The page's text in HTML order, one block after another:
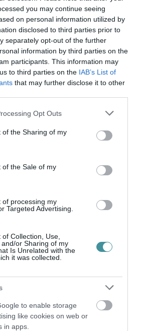
you may continue seeing
on personal information utilized by
disclosed to third parties prior to
separately opt-out of the further
information by third parties on the
participants. This information may
to third parties on the IAB’s List of
that may further disclose it to other
app uses one or more Google
or usage behaviour. You may click to
to Google and its third-party tags to
specified purposes in below Google
Opt Outs
of the Sharing of my
of the Sale of my
of processing my
Targeted Advertising.
Collection, Use,
or Sharing of my
Is Unrelated with the
it was collected.
to enable storage
like cookies on web or
in apps.
alakította az egészet. Ettől
egyszerre idegen és
a mondat attól még
fordulat 1942-ben jött.
Egyedül Vagyunk című
Reich Jenőként,
elől bujkáló
be. A cikk után vitték el
Súlyos betegen hurcolták el
irodalomtörténeti
előkészített
meg Rejtőt. A rendszer ölte
újságcikk feljelentéssé, a
a behívó pedig halálos
Aki addig álnevek mögött
azt a végén egy névvel